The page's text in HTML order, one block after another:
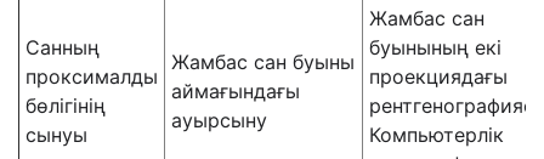
Санның
проксималды
бөлігінің
сынуы
Жамбас сан буыны
аймағындағы
ауырсыну
Жамбас сан
буынының екі
проекциядағы
Компьютерлік